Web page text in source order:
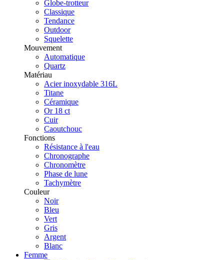
Globe-trotteur
Classique
Tendance
Outdoor
Squelette
Mouvement
Automatique
Quartz
Matériau
Acier inoxydable 316L
Titane
Céramique
Or 18 ct
Cuir
Caoutchouc
Fonctions
Résistance à l'eau
Chronographe
Chronomètre
Phase de lune
Tachymètre
Couleur
Noir
Bleu
Vert
Gris
Argent
Blanc
Femme